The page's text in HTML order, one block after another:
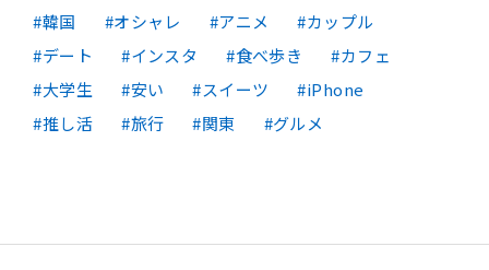
韓国
オシャレ アニメ
カップル
デート
インスタ 食べ歩き
カフェ
大学生
安い スイーツ
iPhone
推し活
旅行 関東 グルメ